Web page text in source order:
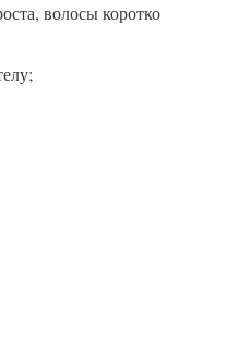
волосы коротко